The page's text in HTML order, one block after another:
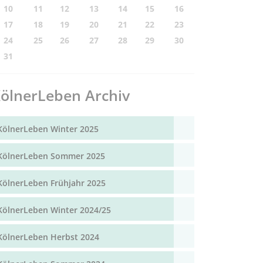
10 11 12 13 14 15
16
17
18 19 20 21 22
23
24
25 26 27 28 29
30
31
Archiv
Winter 2025
Sommer 2025
Frühjahr 2025
Winter 2024/25
Herbst 2024